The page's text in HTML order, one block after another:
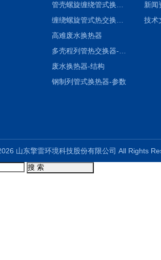
高难废水换热器
废水换热器-结构
钢制列管式换热器-参数
新闻
技术
山东擎雷环境科技股份有限公司 All